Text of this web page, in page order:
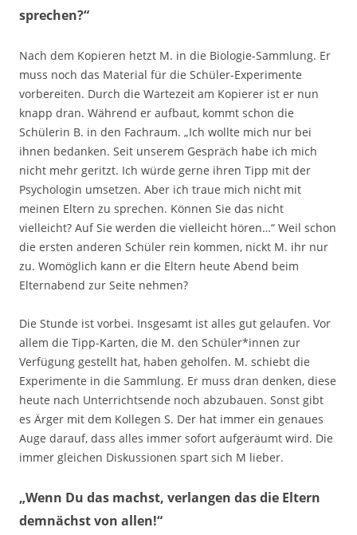
sprechen?“
Nach dem Kopieren hetzt M. in die Biologie-Sammlung. Er
muss noch das Material für die Schüler-Experimente
vorbereiten. Durch die Wartezeit am Kopierer ist er nun
knapp dran. Während er aufbaut, kommt schon die
Schülerin B. in den Fachraum. „Ich wollte mich nur bei
ihnen bedanken. Seit unserem Gespräch habe ich mich
nicht mehr geritzt. Ich würde gerne ihren Tipp mit der
Psychologin umsetzen. Aber ich traue mich nicht mit
meinen Eltern zu sprechen. Können Sie das nicht
vielleicht? Auf Sie werden die vielleicht hören…“ Weil schon
die ersten anderen Schüler rein kommen, nickt M. ihr nur
zu. Womöglich kann er die Eltern heute Abend beim
Elternabend zur Seite nehmen?
Die Stunde ist vorbei. Insgesamt ist alles gut gelaufen. Vor
allem die Tipp-Karten, die M. den Schüler*innen zur
Verfügung gestellt hat, haben geholfen. M. schiebt die
Experimente in die Sammlung. Er muss dran denken, diese
heute nach Unterrichtsende noch abzubauen. Sonst gibt
es Ärger mit dem Kollegen S. Der hat immer ein genaues
Auge darauf, dass alles immer sofort aufgeräumt wird. Die
immer gleichen Diskussionen spart sich M lieber.
„Wenn Du das machst, verlangen das die Eltern
demnächst von allen!“